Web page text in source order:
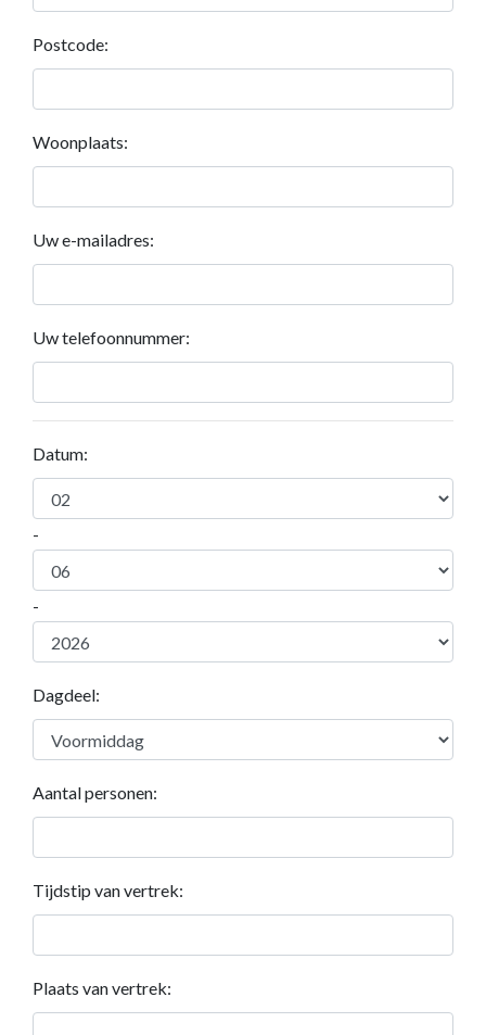
Postcode:
Woonplaats:
Uw e-mailadres:
Uw telefoonnummer:
Datum:
-
-
Dagdeel:
Aantal personen:
Tijdstip van vertrek:
Plaats van vertrek: